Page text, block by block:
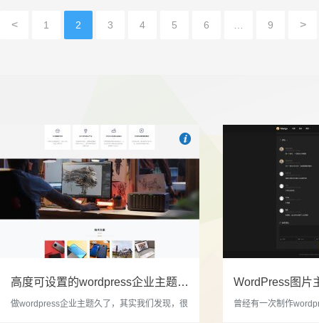
< 1 2 3 4 5 6 9 >
 吧
高度可设置的wordpress企业主题indigo分享
做wordpress企业主题久了，其实我们发现，很
曾经有一次制作